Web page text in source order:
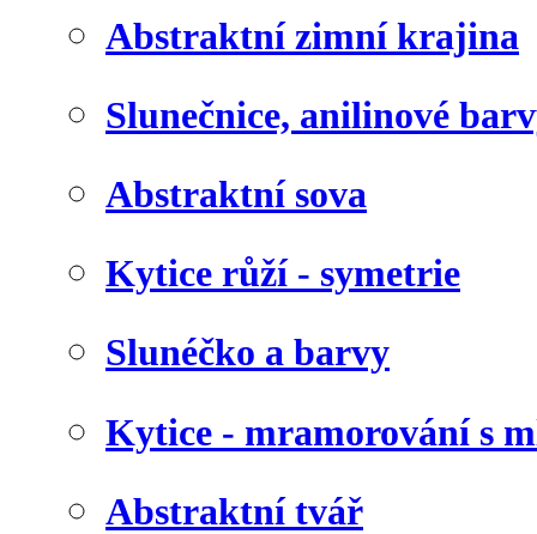
Abstraktní zimní krajina
Slunečnice, anilinové
Abstraktní sova
Kytice růží - symetrie
Slunéčko a barvy
Kytice - mramorování s
Abstraktní tvář